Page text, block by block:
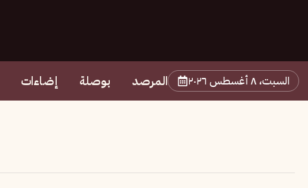
السبت، ٨ أغسطس ٢٠٢٦ المرصد بوصلة إضاءات